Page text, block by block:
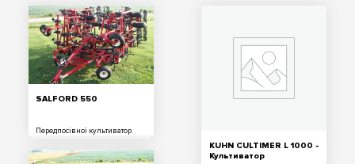
SALFORD 550
Передпосівної культиватор
KUHN CULTIMER L 1000 -
Культиватор